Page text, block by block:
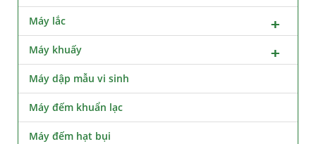
Máy lắc
Máy khuấy
Máy dập mẫu vi sinh
Máy đếm khuẩn lạc
Máy đếm hạt bụi